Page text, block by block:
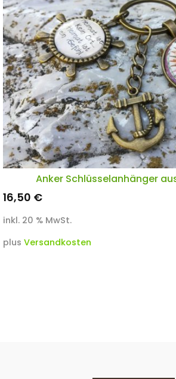
Anker Schlüsselanhänger
16,50 €
inkl. 20 % MwSt.
plus Versandkosten